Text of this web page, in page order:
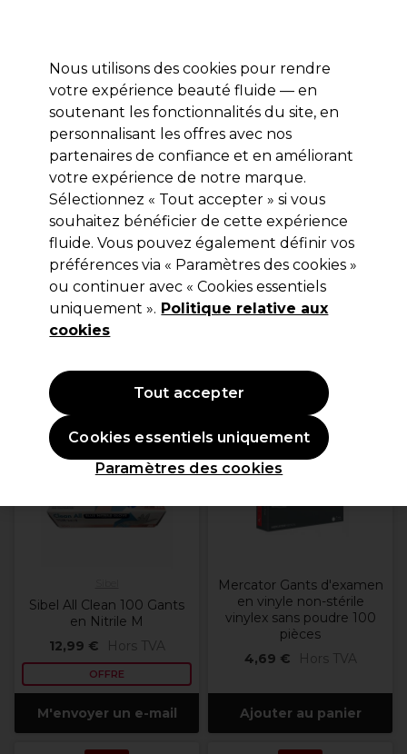
Se connecter
Marques Bons plans Coiffure Electro et Matériel
Livraison et délais
lire la suite
Coiffure Matériel de coiffure Gants
Gants
Filters
Sibel All Clean 100 Gants
en Nitrile M
12,99 €
Hors TVA
OFFRE
M'envoyer un e-mail
Mercator Gants d'examen
en vinyle non-stérile
vinylex sans poudre 100
pièces
4,69 €
Hors TVA
Ajouter au panier
Nous utilisons des cookies pour rendre
votre expérience beauté fluide — en
soutenant les fonctionnalités du site, en
personnalisant les offres avec nos
partenaires de confiance et en améliorant
votre expérience de notre marque.
Sélectionnez « Tout accepter » si vous
souhaitez bénéficier de cette expérience
fluide. Vous pouvez également définir vos
préférences via « Paramètres des cookies »
ou continuer avec « Cookies essentiels
uniquement ». Politique relative aux
cookies
Paramètres des cookies
Cookies essentiels uniquement
Tout accepter